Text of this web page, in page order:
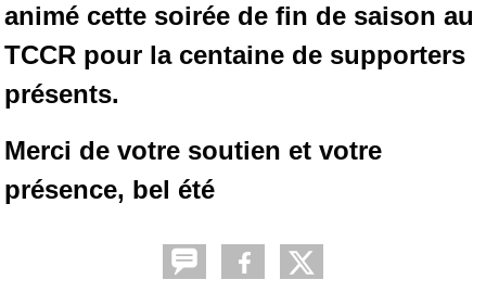
animé cette soirée de fin de saison au
TCCR pour la centaine de supporters
présents.
Merci de votre soutien et votre
présence, bel été